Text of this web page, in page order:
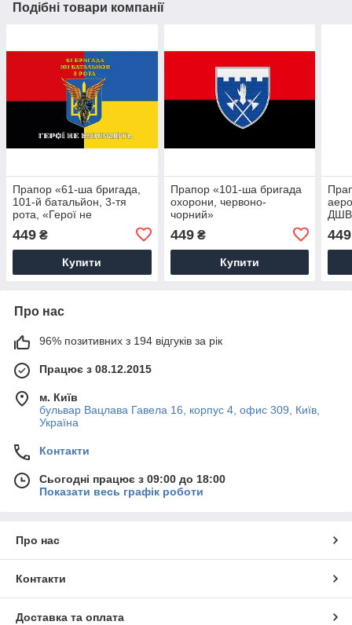
Подібні товари компанії
Прапор «61-ша бригада,
101-й батальйон, 3-тя
рота, «Герої не
449 ₴
Купити
Прапор «101-ша бригада
охорони, червоно-
чорний»
449₴
Купити
449
Про нас
96% позитивних з 194 відгуків за рік
Працює з 08.12.2015
м. Київ
бульвар Вацлава Гавела 16, корпус 4, офис 309, Київ,
Україна
Контакти
Сьогодні працює з 09:00 до 18:00
Показати весь графік роботи
Про нас
Контакти
Доставка та оплата